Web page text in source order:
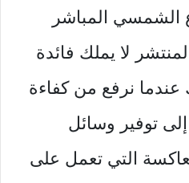
الشمسي المباشر
لا يملك فائدة
عندما نرفع من كفاءة
توفير وسائل
التي تعمل على